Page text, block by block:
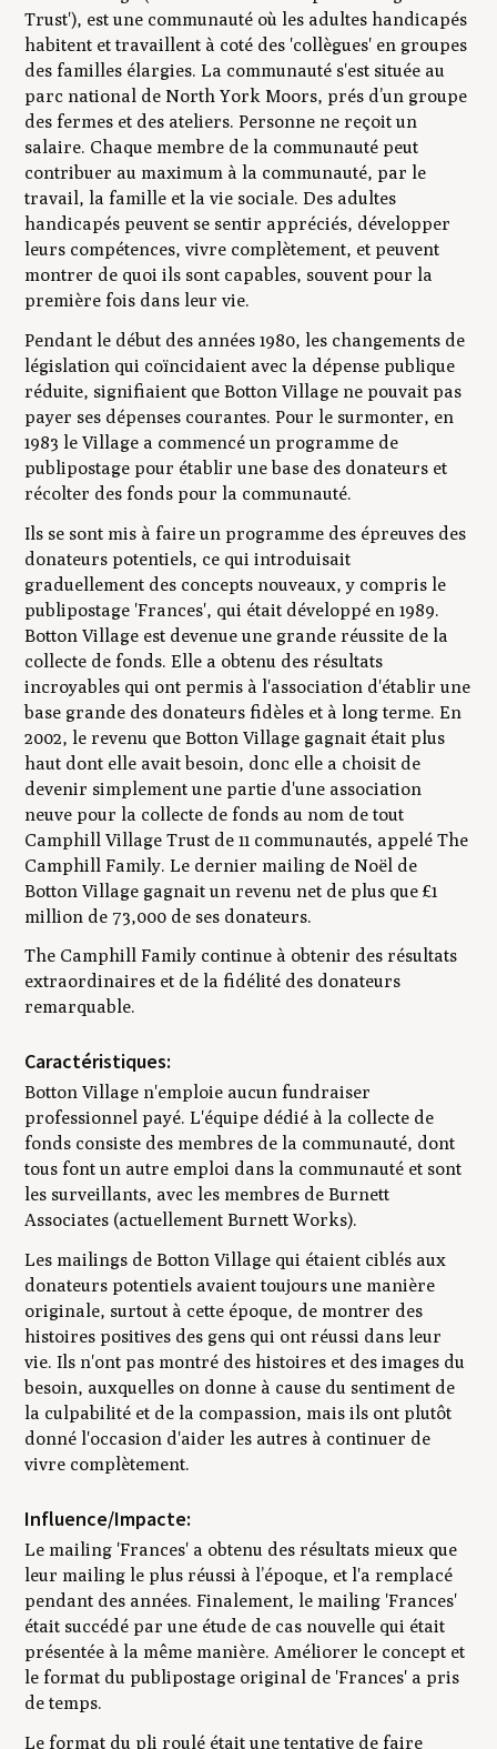
Trust'), est une communauté où les adultes handicapés
habitent et travaillent à coté des 'collègues' en groupes
des familles élargies. La communauté s'est située au
parc national de North York Moors, prés d’un groupe
des fermes et des ateliers. Personne ne reçoit un
salaire. Chaque membre de la communauté peut
contribuer au maximum à la communauté, par le
travail, la famille et la vie sociale. Des adultes
handicapés peuvent se sentir appréciés, développer
leurs compétences, vivre complètement, et peuvent
montrer de quoi ils sont capables, souvent pour la
première fois dans leur vie.
Pendant le début des années 1980, les changements de
législation qui coïncidaient avec la dépense publique
réduite, signifiaient que Botton Village ne pouvait pas
payer ses dépenses courantes. Pour le surmonter, en
1983 le Village a commencé un programme de
publipostage pour établir une base des donateurs et
récolter des fonds pour la communauté.
Ils se sont mis à faire un programme des épreuves des
donateurs potentiels, ce qui introduisait
graduellement des concepts nouveaux, y compris le
publipostage 'Frances', qui était développé en 1989.
Botton Village est devenue une grande réussite de la
collecte de fonds. Elle a obtenu des résultats
incroyables qui ont permis à l'association d'établir une
base grande des donateurs fidèles et à long terme. En
2002, le revenu que Botton Village gagnait était plus
haut dont elle avait besoin, donc elle a choisit de
devenir simplement une partie d'une association
neuve pour la collecte de fonds au nom de tout
Camphill Village Trust de 11 communautés, appelé The
Camphill Family. Le dernier mailing de Noël de
Botton Village gagnait un revenu net de plus que £1
million de 73,000 de ses donateurs.
The Camphill Family continue à obtenir des résultats
extraordinaires et de la fidélité des donateurs
remarquable.
Caractéristiques:
Botton Village n'emploie aucun fundraiser
professionnel payé. L'équipe dédié à la collecte de
fonds consiste des membres de la communauté, dont
tous font un autre emploi dans la communauté et sont
les surveillants, avec les membres de Burnett
Associates (actuellement Burnett Works).
Les mailings de Botton Village qui étaient ciblés aux
donateurs potentiels avaient toujours une manière
originale, surtout à cette époque, de montrer des
histoires positives des gens qui ont réussi dans leur
vie. Ils n'ont pas montré des histoires et des images du
besoin, auxquelles on donne à cause du sentiment de
la culpabilité et de la compassion, mais ils ont plutôt
donné l'occasion d'aider les autres à continuer de
vivre complètement.
Influence/Impacte:
Le mailing 'Frances' a obtenu des résultats mieux que
leur mailing le plus réussi à l’époque, et l'a remplacé
pendant des années. Finalement, le mailing 'Frances'
était succédé par une étude de cas nouvelle qui était
présentée à la même manière. Améliorer le concept et
le format du publipostage original de 'Frances' a pris
de temps.
Le format du pli roulé était une tentative de faire